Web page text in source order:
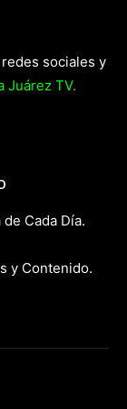
sociales y
Juárez TV.
Cada Día.
y Contenido.